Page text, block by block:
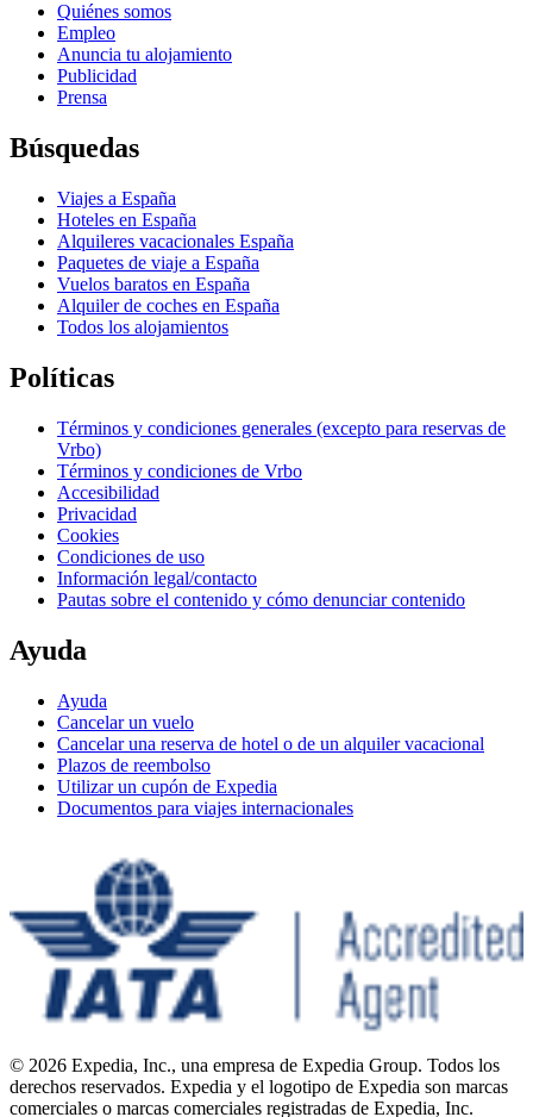
Quiénes somos
Empleo
Anuncia tu alojamiento
Publicidad
Prensa
Búsquedas
Viajes a España
Hoteles en España
Alquileres vacacionales España
Paquetes de viaje a España
Vuelos baratos en España
Alquiler de coches en España
Todos los alojamientos
Políticas
Términos y condiciones generales (excepto para reservas de
Vrbo)
Términos y condiciones de Vrbo
Accesibilidad
Privacidad
Cookies
Condiciones de uso
Información legal/contacto
Pautas sobre el contenido y cómo denunciar contenido
Ayuda
Ayuda
Cancelar un vuelo
Cancelar una reserva de hotel o de un alquiler vacacional
Plazos de reembolso
Utilizar un cupón de Expedia
Documentos para viajes internacionales
© 2026 Expedia, Inc., una empresa de Expedia Group. Todos los
derechos reservados. Expedia y el logotipo de Expedia son marcas
comerciales o marcas comerciales registradas de Expedia, Inc.